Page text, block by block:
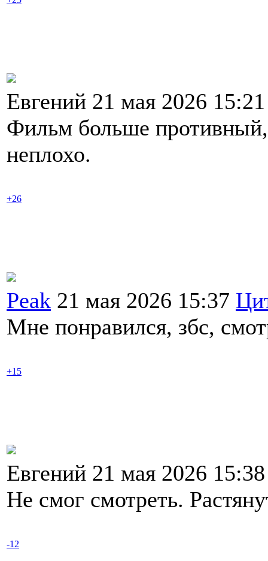
Евгений 21 мая 2026
Фильм больше
неплохо.
+26
Peak 21 мая 2026 15:37
Мне понравился, збс,
+15
Евгений 21 мая 2026
Не смог смотреть.
-12